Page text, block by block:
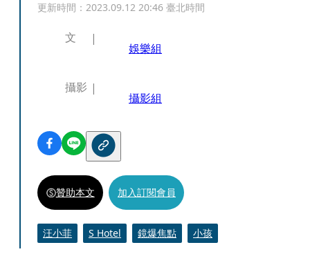
更新時間： 2023.09.12 20:46 臺北時間
文
娛樂組
攝影
攝影組
贊助本文 加入訂閱會員
汪小菲 S Hotel 鏡爆焦點 小孩